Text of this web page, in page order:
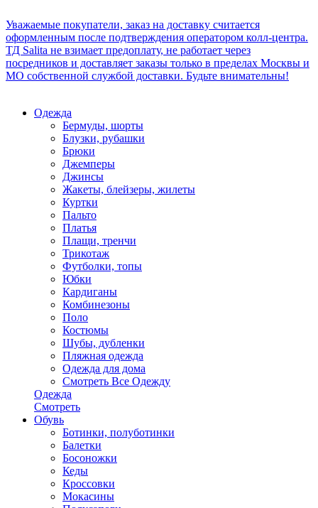
Уважаемые покупатели, заказ на доставку считается
оформленным после подтверждения оператором колл-центра.
ТД Salita не взимает предоплату, не работает через
посредников и доставляет заказы только в пределах Москвы и
МО собственной службой доставки. Будьте внимательны!
Одежда
Бермуды, шорты
Блузки, рубашки
Брюки
Джемперы
Джинсы
Жакеты, блейзеры, жилеты
Куртки
Пальто
Платья
Плащи, тренчи
Трикотаж
Футболки, топы
Юбки
Кардиганы
Комбинезоны
Поло
Костюмы
Шубы, дубленки
Пляжная одежда
Одежда для дома
Смотреть Все Одежду
Одежда
Смотреть
Обувь
Ботинки, полуботинки
Балетки
Босоножки
Кеды
Кроссовки
Мокасины